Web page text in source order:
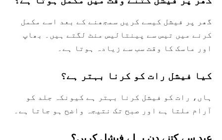
گھر پر فیشل کیسے کریں سمجھنے کے بعد اسے مکمل
کرنے میں تیس سے پینتالیس منٹ لگتے ہیں۔ بھاپ
اور ماسک کا وقت سب سے زیادہ ہوتا ہے۔
کیا فیشل رات کو کرنا بہتر ہے؟
ہاں، رات کو فیشل کرنا بہتر ہے کیونکہ جلد کو
آرام ملتا ہے اور صبح تک نتیجہ واضح ہو جاتا ہے۔